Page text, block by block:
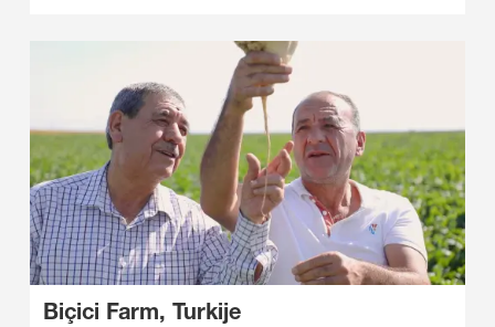
Biçici Farm, Turkije